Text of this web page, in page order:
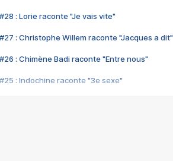
#28 : Lorie raconte "Je vais vite"
#27 : Christophe Willem raconte "Jacques a dit"
#26 : Chimène Badi raconte "Entre nous"
#25 : Indochine raconte "3e sexe"